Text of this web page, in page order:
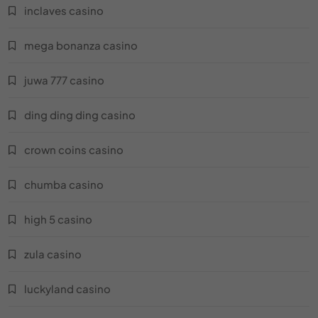
يلا شوت كوم
يلا جيرمان
يلا لودو
يلا شوت كورة مباشر
كورا بلس مباشر
كورا لايف بلس
كورا لايف كوم
365 كورة مباشر
كورا فور لايف
qatar football club
hulk footballer
nike football shoes
football strike
egypt football
bbc sport football
mido footballer
argentina football
olympic football
inclaves casino
mega bonanza casino
juwa 777 casino
ding ding ding casino
crown coins casino
chumba casino
high 5 casino
zula casino
luckyland casino